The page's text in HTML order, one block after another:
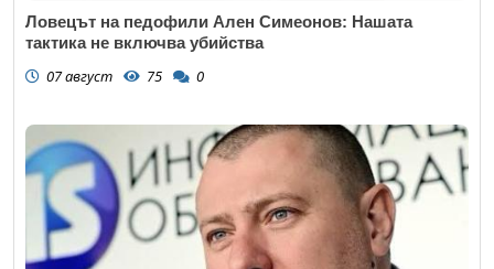
Ловецът на педофили Ален Симеонов: Нашата
тактика не включва убийства
07 август 75 0